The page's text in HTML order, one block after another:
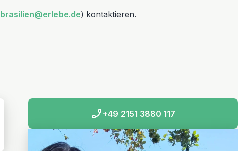
brasilien@erlebe.de) kontaktieren.
+49 2151 3880 117